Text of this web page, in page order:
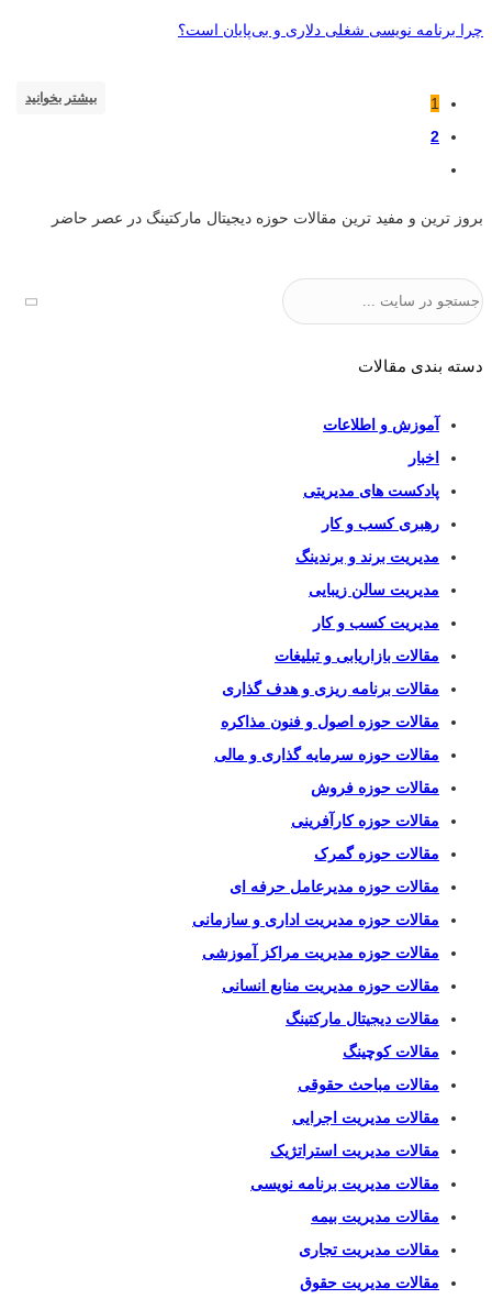
چرا برنامه‌ نویسی شغلی دلاری و بی‌پایان است؟
بیشتر بخوانید
1
2
بروز ترین و مفید ترین مقالات حوزه دیجیتال مارکتینگ در عصر حاضر
جستجو
دسته بندی مقالات
آموزش و اطلاعات
اخبار
پادکست های مدیریتی
رهبری کسب و کار
مدیریت برند و برندینگ
مدیریت سالن زیبایی
مدیریت کسب و کار
مقالات بازاریابی و تبلیغات
مقالات برنامه ریزی و هدف گذاری
مقالات حوزه اصول و فنون مذاکره
مقالات حوزه سرمایه گذاری و مالی
مقالات حوزه فروش
مقالات حوزه کارآفرینی
مقالات حوزه گمرک
مقالات حوزه مدیرعامل حرفه ای
مقالات حوزه مدیریت اداری و سازمانی
مقالات حوزه مدیریت مراکز آموزشی
مقالات حوزه مدیریت منابع انسانی
مقالات دیجیتال مارکتینگ
مقالات کوچینگ
مقالات مباحث حقوقی
مقالات مدیریت اجرایی
مقالات مدیریت استراتژیک
مقالات مدیریت برنامه نویسی
مقالات مدیریت بیمه
مقالات مدیریت تجاری
مقالات مدیریت حقوق